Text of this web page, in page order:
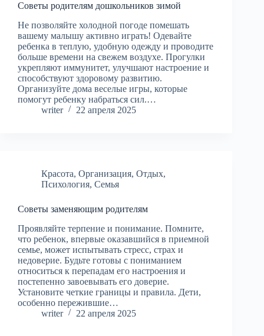
Советы родителям дошкольников зимой
Не позволяйте холодной погоде помешать
вашему малышу активно играть! Одевайте
ребенка в теплую, удобную одежду и проводите
больше времени на свежем воздухе. Прогулки
укрепляют иммунитет, улучшают настроение и
способствуют здоровому развитию.
Организуйте дома веселые игры, которые
помогут ребенку набраться сил.…
writer
22 апреля 2025
Красота, Организация, Отдых,
Психология, Семья
Советы заменяющим родителям
Проявляйте терпение и понимание. Помните,
что ребенок, впервые оказавшийся в приемной
семье, может испытывать стресс, страх и
недоверие. Будьте готовы с пониманием
относиться к перепадам его настроения и
постепенно завоевывать его доверие.
Установите четкие границы и правила. Дети,
особенно пережившие…
writer
22 апреля 2025